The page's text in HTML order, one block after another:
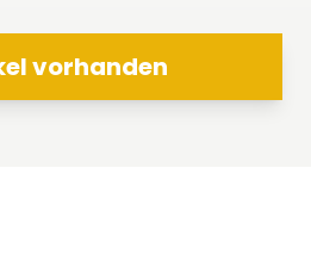
vorhanden